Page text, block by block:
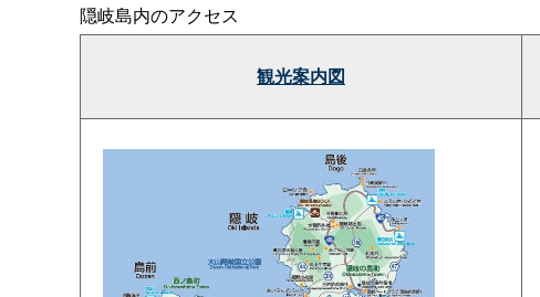
隠岐島内のアクセス
観光案内図